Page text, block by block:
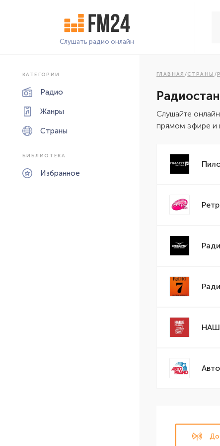
Слушать радио онлайн
КАТЕГОРИИ
Радио
Жанры
Страны
БИБЛИОТЕКА
Избранное
ГЛАВНАЯ /СТРАНЫ /
Cлушайте
прямом эфире и